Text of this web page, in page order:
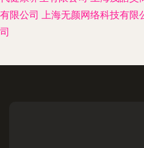
有限公司 上海无颜网络科技有限
司